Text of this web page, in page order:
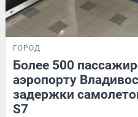
ГОРОД
Более 500
аэропорту
задержки
S7